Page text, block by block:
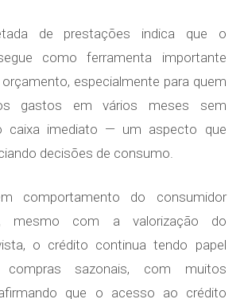
de prestações indica que o
como ferramenta importante
orçamento, especialmente para quem
gastos em vários meses sem
caixa imediato — um aspecto que
decisões de consumo.
comportamento do consumidor
mesmo com a valorização do
o crédito continua tendo papel
compras sazonais, com muitos
que o acesso ao crédito